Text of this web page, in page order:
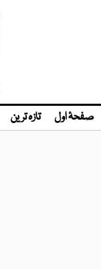
صفحۂ اول تازہ ترین